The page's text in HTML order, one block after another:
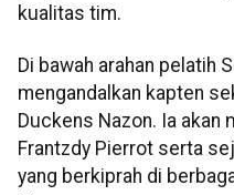
kualitas tim.
Di bawah arahan pelatih
mengandalkan kapten
Duckens Nazon. Ia akan
Frantzdy Pierrot serta
yang berkiprah di